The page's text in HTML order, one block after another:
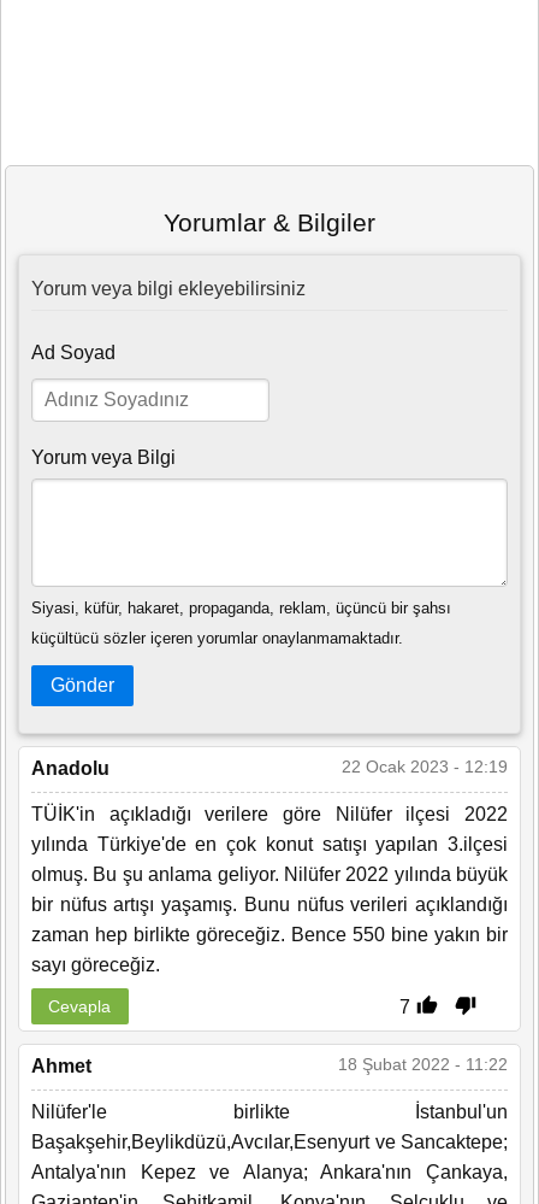
Yorumlar & Bilgiler
Yorum veya bilgi ekleyebilirsiniz
Ad Soyad
Yorum veya Bilgi
Siyasi, küfür, hakaret, propaganda, reklam, üçüncü bir şahsı
küçültücü sözler içeren yorumlar onaylanmamaktadır.
Gönder
Anadolu 22 Ocak 2023 - 12:19
TÜİK'in açıkladığı verilere göre Nilüfer ilçesi 2022
yılında Türkiye'de en çok konut satışı yapılan 3.ilçesi
olmuş. Bu şu anlama geliyor. Nilüfer 2022 yılında büyük
bir nüfus artışı yaşamış. Bunu nüfus verileri açıklandığı
zaman hep birlikte göreceğiz. Bence 550 bine yakın bir
sayı göreceğiz.
7
Cevapla
Ahmet 18 Şubat 2022 - 11:22
Nilüfer'le birlikte İstanbul'un
Başakşehir,Beylikdüzü,Avcılar,Esenyurt ve Sancaktepe;
Antalya'nın Kepez ve Alanya; Ankara'nın Çankaya,